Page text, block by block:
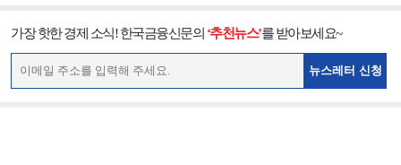
가장 핫한 경제 소식! 한국금융신문의 ‘추천뉴스’를 받아보세요~
뉴스레터 신청